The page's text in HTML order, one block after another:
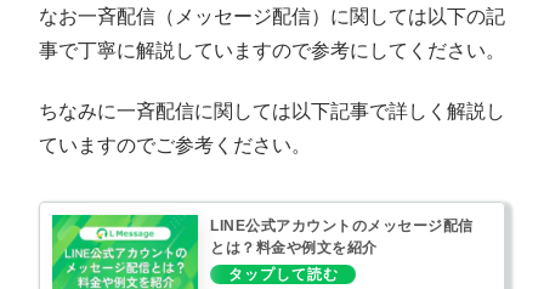
なお一斉配信（メッセージ配信）に関しては以下の記
事で丁寧に解説していますので参考にしてください。
ちなみに一斉配信に関しては以下記事で詳しく解説し
ていますのでご参考ください。
LINE公式アカウントのメッセージ配信
とは？料金や例文を紹介